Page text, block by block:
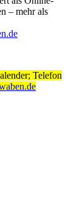
‒ mehr als
Telefon